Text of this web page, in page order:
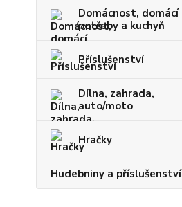
Domácnost, domácí
potřeby a kuchyň
Příslušenství
Dílna, zahrada,
auto/moto
Hračky
Hudebniny a příslušenství